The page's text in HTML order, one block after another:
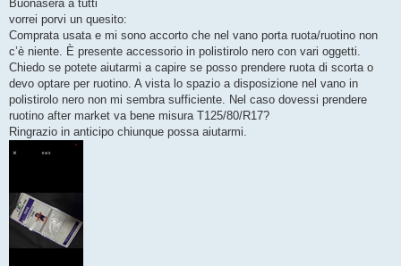
a
g
i
o
Buonasera a tutti
vorrei porvi un quesito:
Comprata usata e mi sono accorto che nel vano porta ruota/ruotino non
c’è niente. È presente accessorio in polistirolo nero con vari oggetti.
Chiedo se potete aiutarmi a capire se posso prendere ruota di scorta o
devo optare per ruotino. A vista lo spazio a disposizione nel vano in
polistirolo nero non mi sembra sufficiente. Nel caso dovessi prendere
ruotino after market va bene misura T125/80/R17?
Ringrazio in anticipo chiunque possa aiutarmi.